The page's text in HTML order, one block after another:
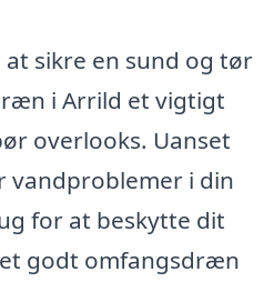
sikre en sund og tør
i Arrild et vigtigt
overlooks. Uanset
vandproblemer i din
for at beskytte dit
godt omfangsdræn